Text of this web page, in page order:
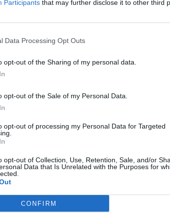
Participants that may further disclose it to other third
Data Processing Opt Outs
opt-out of the Sharing of my personal data.
opt-out of the Sale of my Personal Data.
opt-out of processing my Personal Data for Targeted
opt-out of Collection, Use, Retention, Sale, and/or
Data that Is Unrelated with the Purposes for
CONFIRM
υποψηφίων
Online Βιογραφικού
Καριέρας
Περιγραφές
Υπολογισμός